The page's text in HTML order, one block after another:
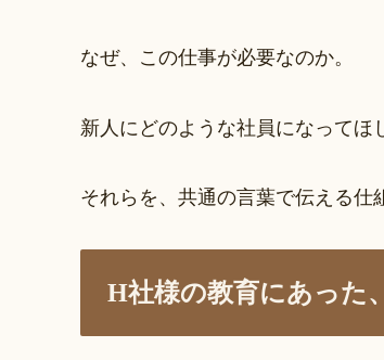
なぜ、この仕事が必要なのか。
新人にどのような社員になってほ
それらを、共通の言葉で伝える仕
H社様の教育にあった